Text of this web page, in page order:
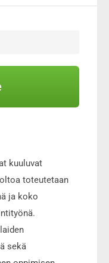
kuuluvat
toteutetaan
ja koko
sekä